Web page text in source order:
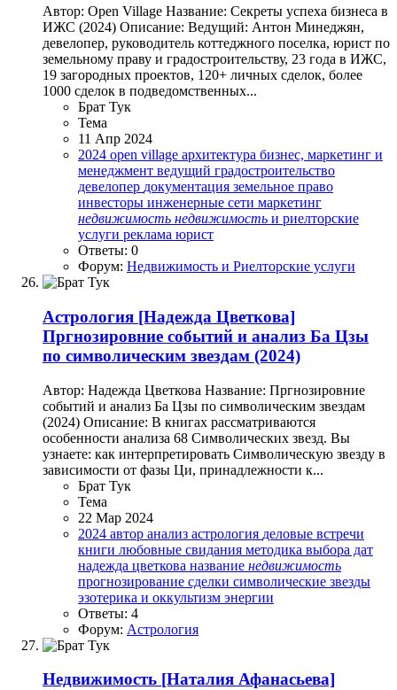
Автор: Open Village Название: Секреты успеха бизнеса в
ИЖС (2024) Описание: Ведущий: Антон Минеджян,
девелопер, руководитель коттеджного поселка, юрист по
земельному праву и градостроительству, 23 года в ИЖС,
19 загородных проектов, 120+ личных сделок, более
1000 сделок в подведомственных...
Брат Тук
Тема
11 Апр 2024
2024 open village архитектура бизнес, маркетинг и
менеджмент ведущий градостроительство
девелопер документация земельное право
инвесторы инженерные сети маркетинг
недвижимость недвижимость и риелторские
услуги реклама юрист
Ответы: 0
Форум: Недвижимость и Риелторские услуги
Астрология [Надежда Цветкова]
Пргнозировние событий и анализ Ба Цзы
по символическим звездам (2024)
Автор: Надежда Цветкова Название: Пргнозировние
событий и анализ Ба Цзы по символическим звездам
(2024) Описание: В книгах рассматриваются
особенности анализа 68 Символических звезд. Вы
узнаете: как интерпретировать Символическую звезду в
зависимости от фазы Ци, принадлежности к...
Брат Тук
Тема
22 Мар 2024
2024 автор анализ астрология деловые встречи
книги любовные свидания методика выбора дат
надежда цветкова название недвижимость
прогнозирование сделки символические звезды
эзотерика и оккультизм энергии
Ответы: 4
Форум: Астрология
Недвижимость [Наталия Афанасьева]